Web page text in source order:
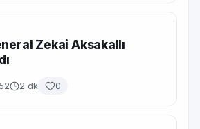
Zekai Aksakallı
2 dk 0